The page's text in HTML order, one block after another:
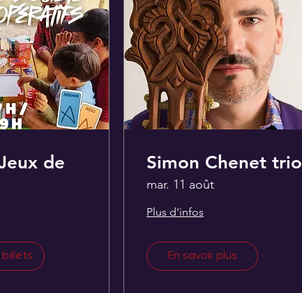
de
Simon Chenet trio
mar. 11 août
Plus d'infos
En savoir plus